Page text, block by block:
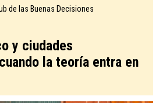
de las Buenas Decisiones
y ciudades
la teoría entra en